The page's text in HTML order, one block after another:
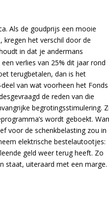
Als de goudprijs een mooie
kregen het verschil door de
in dat je andermans
verlies van 25% dit jaar rond
terugbetalen, dan is het
van wat voorheen het Fonds
de reden van die
begrotingsstimulering.
wordt geboekt.
voor de schenkbelasting zou in
elektrische bestelautootjes:
geld weer terug heeft. Zo
staat, uiteraard met een marge.